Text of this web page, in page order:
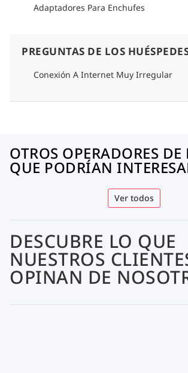
Adaptadores Para Enchufes
PREGUNTAS DE LOS
Conexión A Internet Muy Irregular
OTROS OPERADORES DE
QUE PODRÍAN
Ver todos
DESCUBRE LO QUE
NUESTROS
OPINAN DE